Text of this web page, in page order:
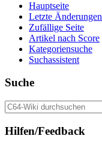
Hauptseite
Letzte Änderungen
Zufällige Seite
Artikel nach Score
Kategoriensuche
Suchassistent
Suche
Hilfen/Feedback